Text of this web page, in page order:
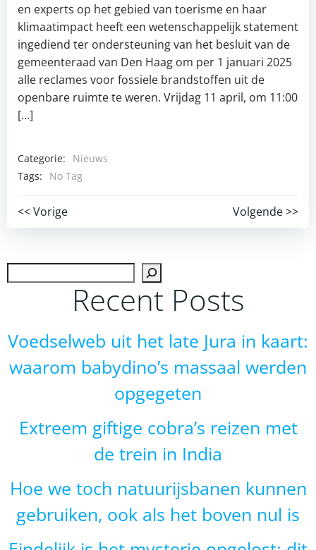
en experts op het gebied van toerisme en haar
klimaatimpact heeft een wetenschappelijk statement
ingediend ter ondersteuning van het besluit van de
gemeenteraad van Den Haag om per 1 januari 2025
alle reclames voor fossiele brandstoffen uit de
openbare ruimte te weren. Vrijdag 11 april, om 11:00
[…]
Categorie:
Nieuws
Tags:
No Tag
Post
navigation
<< Vorige
Post
navigation
Volgende >>
Recent Posts
Voedselweb uit het late Jura in kaart:
waarom babydino’s massaal werden
opgegeten
Extreem giftige cobra’s reizen met
de trein in India
Hoe we toch natuurijsbanen kunnen
gebruiken, ook als het boven nul is